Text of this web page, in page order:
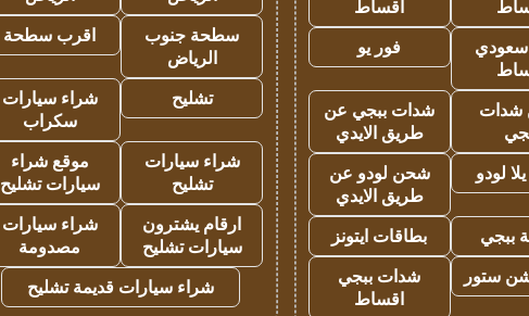
اقساط
سعودي
فور يو
شدات ببجي عن
طريق الايدي
لودو
شحن لودو عن
طريق الايدي
ببجي
بطاقات ايتونز
ستور
شدات ببجي
اقساط
سطحة جنوب
الرياض
اقرب سطحة
تشليح
شراء سيارات
سكراب
شراء سيارات
تشليح
موقع شراء
سيارات تشليح
ارقام يشترون
سيارات تشليح
شراء سيارات
مصدومة
شراء سيارات قديمة تشليح